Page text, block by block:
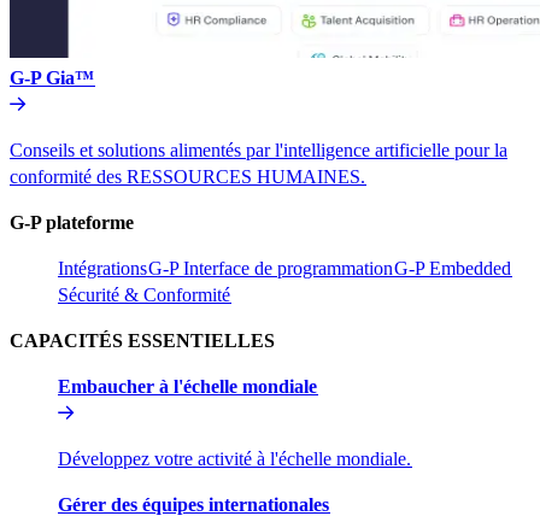
G-P Gia™​​
Conseils et solutions alimentés par l'intelligence artificielle pour la
conformité des RESSOURCES HUMAINES.​​
G-P plateforme​​
Intégrations​​G-P Interface de programmation​​G-P Embedded​​
Sécurité & Conformité​​
CAPACITÉS ESSENTIELLES​​
Embaucher à l'échelle mondiale​​
Développez votre activité à l'échelle mondiale.​​
Gérer des équipes internationales​​